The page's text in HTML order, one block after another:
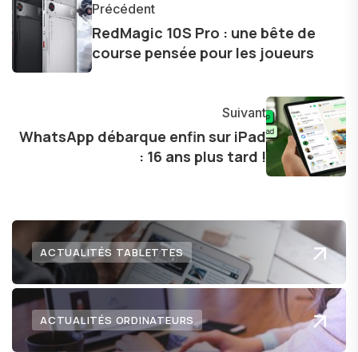
d'une curiosité insatiable, j'aime dévoiler les
dernières tendances et innovations, partageant
avec enthousiasme mes découvertes avec la
l'exploration constante des frontières de la
technologie me permet de présenter aux
lecteurs un aperçu captivant de ce que le futur
Précédent
RedMagic 10S Pro : une bête de
course pensée pour les joueurs
Suivant
WhatsApp débarque enfin sur iPad
: 16 ans plus tard !
ACTUALITÉS TABLETTES
ACTUALITÉS ORDINATEURS